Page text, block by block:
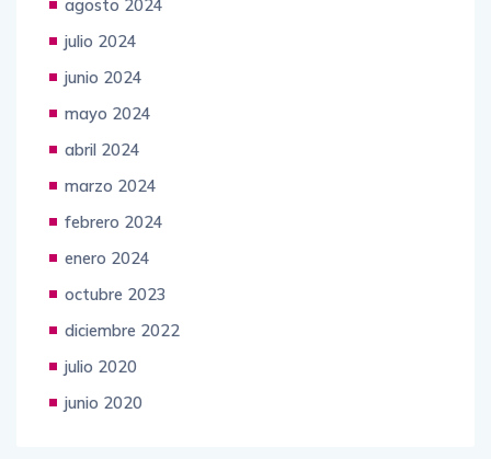
agosto 2024
julio 2024
junio 2024
mayo 2024
abril 2024
marzo 2024
febrero 2024
enero 2024
octubre 2023
diciembre 2022
julio 2020
junio 2020